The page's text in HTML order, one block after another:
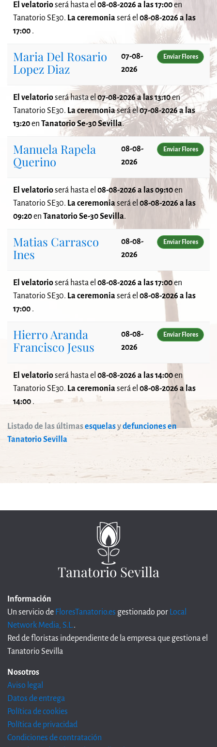
Listado de las últimasesquelasydefunciones en
Tanatorio Sevilla
El velatorioserá hasta el 08-08-2026 a las 17:00en
Tanatorio SE30. La ceremoniaserá el 08-08-2026 a las
17:00 .
Maria Del Rosario
Lopez Diaz
07-08-
2026
Enviar Flores
El velatorioseráhasta el 07-08-2026 a las 13:10en
Tanatorio SE30. La ceremoniaserá el07-08-2026 a las
13:20en Tanatorio Se-30 Sevilla.
Manuela Rapela
Querino
08-08-
2026
Enviar Flores
El velatorioserá hasta el 08-08-2026 a las 09:10en
Tanatorio SE30. La ceremonia será el 08-08-2026 a las
09:20en Tanatorio Se-30 Sevilla.
Matias Carrasco
Ines
08-08-
2026
Enviar Flores
El velatorioserá hasta el 08-08-2026 a las 17:00en
Tanatorio SE30. La ceremoniaserá el 08-08-2026 a las
17:00 .
Hierro Aranda
Francisco Jesus
08-08-
2026
Enviar Flores
El velatorioserá hasta el 08-08-2026 a las 14:00en
Tanatorio SE30. La ceremoniaserá el 08-08-2026 a las
14:00 .
Tanatorio Sevilla
Información
Un servicio de FloresTanatorio.es gestionado por Local
Network Media, S.L..
Red de floristas independiente de la empresa que gestiona el
Tanatorio Sevilla
Nosotros
Aviso legal
Datos de entrega
Política de cookies
Política de privacidad
Condiciones de contratación